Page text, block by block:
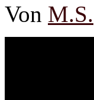
Von M.S.